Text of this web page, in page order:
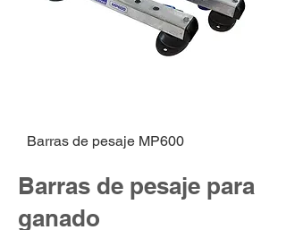
Barras de pesaje MP600
Barras de pesaje para
ganado